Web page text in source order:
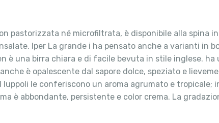
pastorizzata né microfiltrata, è disponibile alla spina
Iper La grande i ha pensato anche a varianti in
è una birra chiara e di facile bevuta in stile inglese.
è opalescente dal sapore dolce, speziato e
le conferiscono un aroma agrumato e tropicale;
è abbondante, persistente e color crema. La